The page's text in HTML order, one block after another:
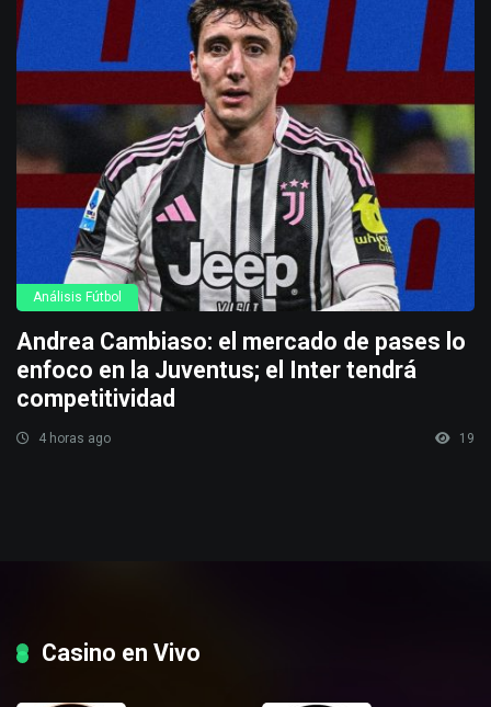
Análisis Fútbol
Andrea Cambiaso: el mercado de pases lo
enfoco en la Juventus; el Inter tendrá
competitividad
4 horas ago 19
Casino en Vivo